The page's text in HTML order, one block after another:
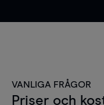
VANLIGA FRÅGOR
Priser och